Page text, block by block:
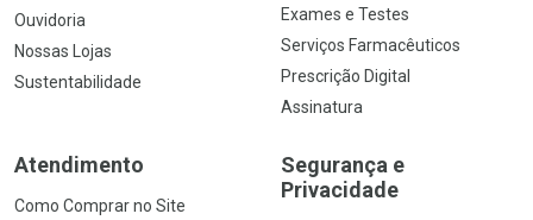
Ouvidoria
Nossas Lojas
Sustentabilidade
Exames e Testes
Serviços Farmacêuticos
Prescrição Digital
Assinatura
Atendimento
Como Comprar no Site
Segurança e
Privacidade